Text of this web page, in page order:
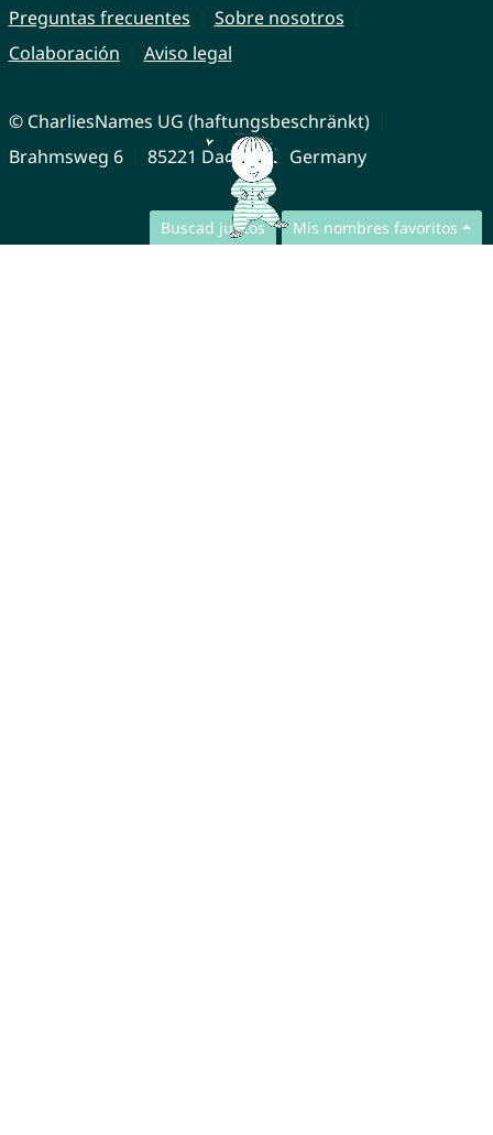
Buscad juntos Mis nombres favoritos
Preguntas frecuentes
Sobre nosotros
Colaboración
Aviso legal
© CharliesNames UG (haftungsbeschränkt)
Brahmsweg 6
85221 Dachau Germany